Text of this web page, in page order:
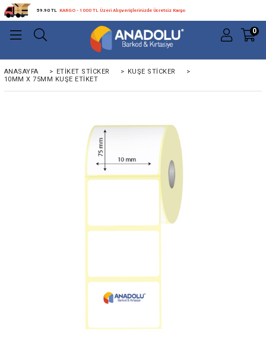
59.90 TL KARGO - 1000 TL Üzeri Alışverişlerinizde Ücretsiz Kargo
0
ANASAYFA > ETIKET STICKER > KUŞE STICKER
>
10MM X 75MM KUŞE ETIKET